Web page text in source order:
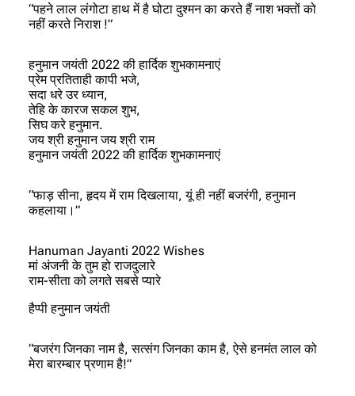
“पहने लाल लंगोटा हाथ में है घोटा दुश्मन का करते हैं नाश भक्तों को
नहीं करते निराश !”
हनुमान जयंती 2022 की हार्दिक शुभकामनाएं
प्रेम प्रतिताही कापी भजे,
सदा धरे उर ध्यान,
तेहि के कारज सकल शुभ,
सिघ करे हनुमान.
जय श्री हनुमान जय श्री राम
हनुमान जयंती 2022 की हार्दिक शुभकामनाएं
“फाड़ सीना, हृदय में राम दिखलाया, यूं ही नहीं बजरंगी, हनुमान
कहलाया।”
Hanuman Jayanti 2022 Wishes
मां अंजनी के तुम हो राजदुलारे
राम-सीता को लगते सबसे प्यारे
हैप्पी हनुमान जयंती
“बजरंग जिनका नाम है, सत्संग जिनका काम है, ऐसे हनमंत लाल को
मेरा बारम्बार प्रणाम है!”